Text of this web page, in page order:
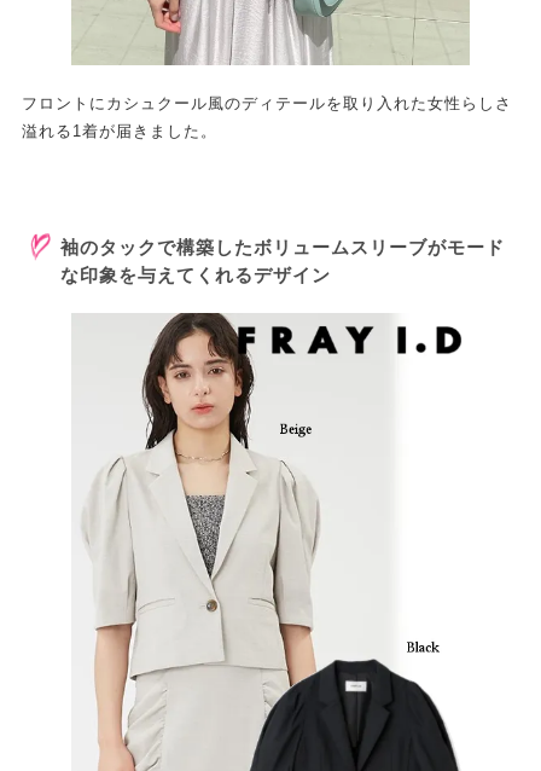
フロントにカシュクール風のディテールを取り入れた女性らしさ
溢れる1着が届きました。
袖のタックで構築したボリュームスリーブがモード
な印象を与えてくれるデザイン